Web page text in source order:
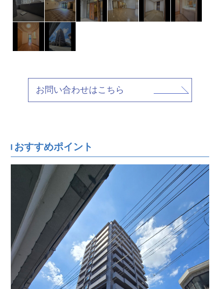
お問い合わせはこちら
おすすめポイント